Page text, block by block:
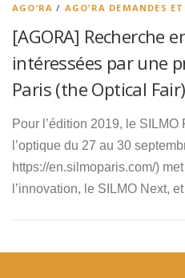
AGO’RA / AGO’RA DEMANDES
[AGORA] Recherche
intéressées par une
Paris (the Optical Fair)
Pour l’édition 2019, le SILMO
l’optique du 27 au 30
https://en.silmoparis.com/)
l’innovation, le SILMO Next,